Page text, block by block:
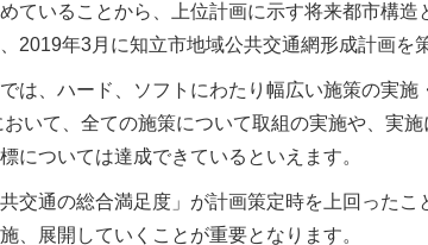
ていることから、上位計画に示す将来都市構
2019年3月に知立市地域公共交通網形成計画を
は、ハード、ソフトにわたり幅広い施策の実
おいて、全ての施策について取組の実施や、実
については達成できているといえます。
交通の総合満足度」が計画策定時を上回った
、展開していくことが重要となります。